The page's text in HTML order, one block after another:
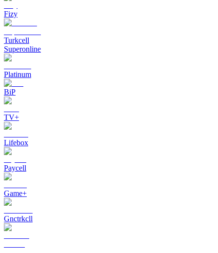
Fizy
Turkcell
Superonline
Platinum
BiP
TV+
Lifebox
Paycell
Game+
Gnctrkcll